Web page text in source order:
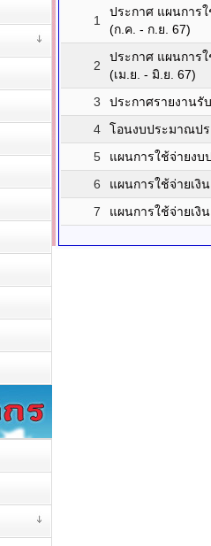
1
ประกาศ แผนการ
(ก.ค. - ก.ย. 67)
2
ประกาศ แผนการ
(เม.ย. - มิ.ย. 67)
3 ประกาศรายงานรั
4
โอนงบประมาณปร
5
แผนการใช้จ่ายง
6
แผนการใช้จ่ายเงิ
7
แผนการใช้จ่ายเงิ